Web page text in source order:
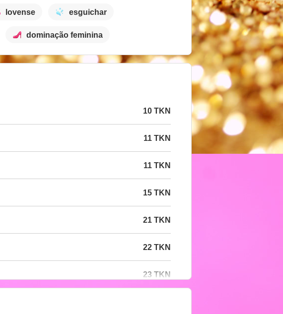
lovense esguichar
dominação feminina
10 TKN
11 TKN
11 TKN
15 TKN
21 TKN
22 TKN
23 TKN